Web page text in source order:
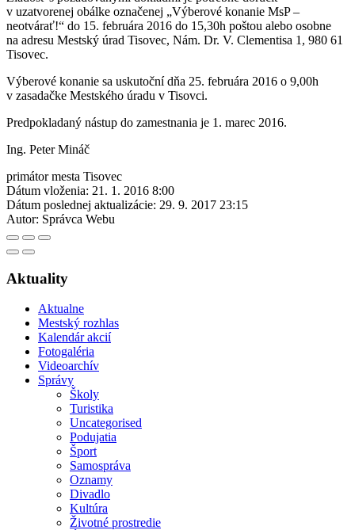
v uzatvorenej obálke označenej „Výberové konanie MsP –
neotvárať!“ do 15. februára 2016 do 15,30h poštou alebo osobne
na adresu Mestský úrad Tisovec, Nám. Dr. V. Clementisa 1, 980 61
Tisovec.
Výberové konanie sa uskutoční dňa 25. februára 2016 o 9,00h
v zasadačke Mestského úradu v Tisovci.
Predpokladaný nástup do zamestnania je 1. marec 2016.
Ing. Peter Mináč
primátor mesta Tisovec
Dátum vloženia: 21. 1. 2016 8:00
Dátum poslednej aktualizácie: 29. 9. 2017 23:15
Autor: Správca Webu
Aktuality
Aktualne
Mestský rozhlas
Kalendár akcií
Fotogaléria
Videoarchív
Správy
Školy
Turistika
Uncategorised
Podujatia
Šport
Samospráva
Oznamy
Divadlo
Kultúra
Životné prostredie